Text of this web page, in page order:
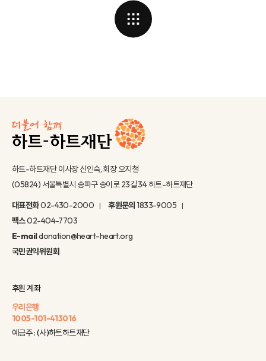
하트-하트재단 이사장 신인숙, 회장 오지철
(05824) 서울특별시 송파구 송이로 23길 34 하트-하트재단
대표전화02-430-2000 후원문의1833-9005
팩스02-404-7703
E-maildonation@heart-heart.org
국민권익위원회
후원 계좌
우리은행
1005-101-413016
예금주 : (사)하트하트재단